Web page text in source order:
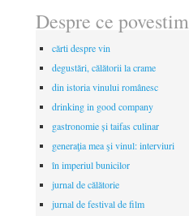
Despre ce povestim
cărti despre vin
degustări, călătorii la crame
din istoria vinului românesc
drinking in good company
gastronomie și taifas culinar
generaţia mea şi vinul: interviuri
în imperiul bunicilor
jurnal de călătorie
jurnal de festival de film